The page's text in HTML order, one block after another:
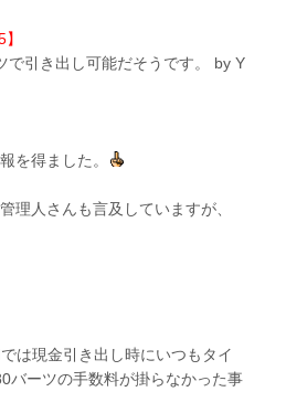
で引き出し可能だそうです。 by Y
を得ました。
理人さんも言及していますが、
は現金引き出し時にいつもタイ
バーツの手数料が掛らなかった事